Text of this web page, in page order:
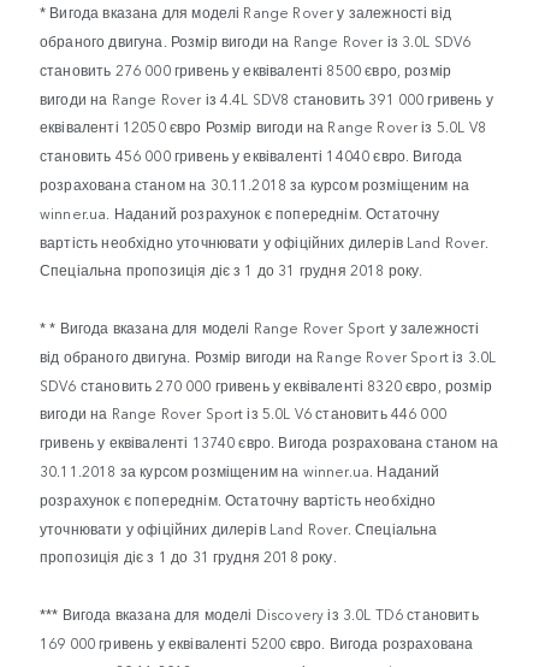
* Вигода вказана для моделі Range Rover у залежності від
обраного двигуна. Розмір вигоди на Range Rover із 3.0L SDV6
становить 276 000 гривень у еквіваленті 8500 євро, розмір
вигоди на Range Rover із 4.4L SDV8 становить 391 000 гривень у
еквіваленті 12050 євро Розмір вигоди на Range Rover із 5.0L V8
становить 456 000 гривень у еквіваленті 14040 євро. Вигода
розрахована станом на 30.11.2018 за курсом розміщеним на
winner.ua. Наданий розрахунок є попереднім. Остаточну
вартість необхідно уточнювати у офіційних дилерів Land Rover.
Спеціальна пропозиція діє з 1 до 31 грудня 2018 року.
* * Вигода вказана для моделі Range Rover Sport у залежності
від обраного двигуна. Розмір вигоди на Range Rover Sport із 3.0L
SDV6 становить 270 000 гривень у еквіваленті 8320 євро, розмір
вигоди на Range Rover Sport із 5.0L V6 становить 446 000
гривень у еквіваленті 13740 євро. Вигода розрахована станом на
30.11.2018 за курсом розміщеним на winner.ua. Наданий
розрахунок є попереднім. Остаточну вартість необхідно
уточнювати у офіційних дилерів Land Rover. Спеціальна
пропозиція діє з 1 до 31 грудня 2018 року.
*** Вигода вказана для моделі Discovery із 3.0L TD6 становить
169 000 гривень у еквіваленті 5200 євро. Вигода розрахована